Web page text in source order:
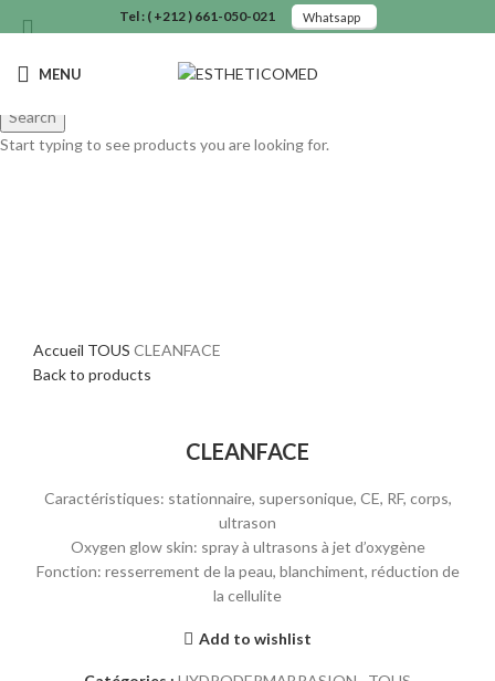
Tel : ( +212 ) 661-050-021 Whatsapp
MENU
Accueil TOUS CLEANFACE
Back to products
CLEANFACE
Caractéristiques: stationnaire, supersonique, CE, RF, corps,
ultrason
Oxygen glow skin: spray à ultrasons à jet d’oxygène
Fonction: resserrement de la peau, blanchiment, réduction de
la cellulite
Add to wishlist
Search
Start typing to see products you are looking for.